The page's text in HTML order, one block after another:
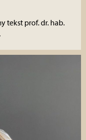
tekst prof. dr. hab.